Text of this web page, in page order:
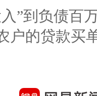
”到负债百
户的贷款买